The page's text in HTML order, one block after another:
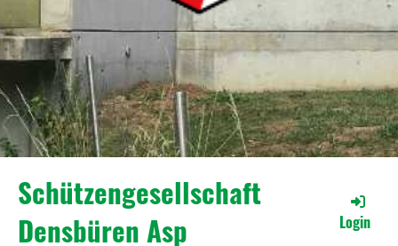
Schützengesellschaft
Densbüren Asp
Login